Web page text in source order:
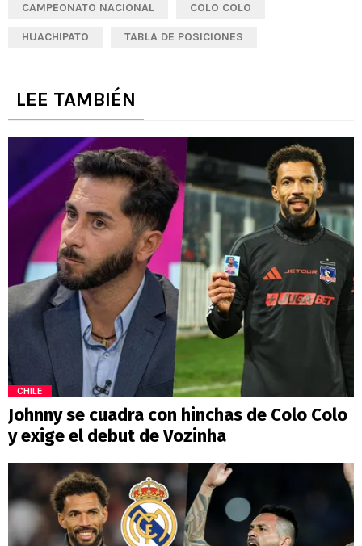
CAMPEONATO NACIONAL COLO COLO
HUACHIPATO TABLA DE POSICIONES
LEE TAMBIÉN
CHILE
Johnny se cuadra con hinchas de Colo Colo
y exige el debut de Vozinha